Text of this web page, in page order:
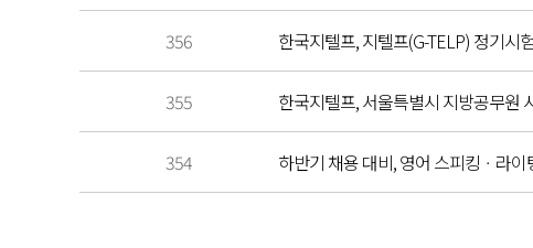
356 한국지텔프, 지텔프(G-TELP) 정기시
355 한국지텔프, 서울특별시 지방공무원
354 하반기 채용 대비, 영어 스피킹ㆍ라이